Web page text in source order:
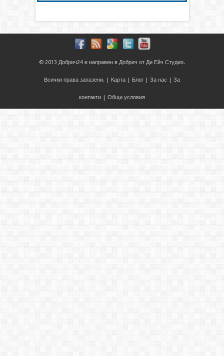
© 2013 Добрич24 е направен в Добрич от Ди Ейч Студио.
Всички права запазени. | Карта | Блог | За нас | За
контакти | Общи условия